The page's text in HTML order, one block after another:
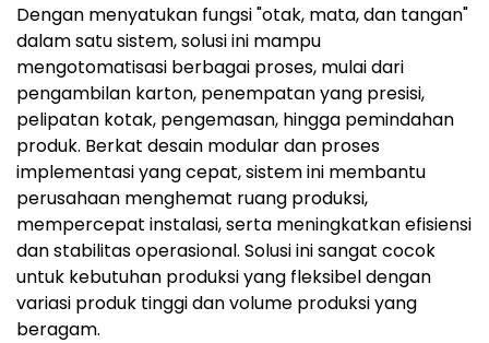
Dengan menyatukan fungsi "otak, mata, dan tangan"
dalam satu sistem, solusi ini mampu
mengotomatisasi berbagai proses, mulai dari
pengambilan karton, penempatan yang presisi,
pelipatan kotak, pengemasan, hingga pemindahan
produk. Berkat desain modular dan proses
implementasi yang cepat, sistem ini membantu
perusahaan menghemat ruang produksi,
mempercepat instalasi, serta meningkatkan efisiensi
dan stabilitas operasional. Solusi ini sangat cocok
untuk kebutuhan produksi yang fleksibel dengan
variasi produk tinggi dan volume produksi yang
beragam.